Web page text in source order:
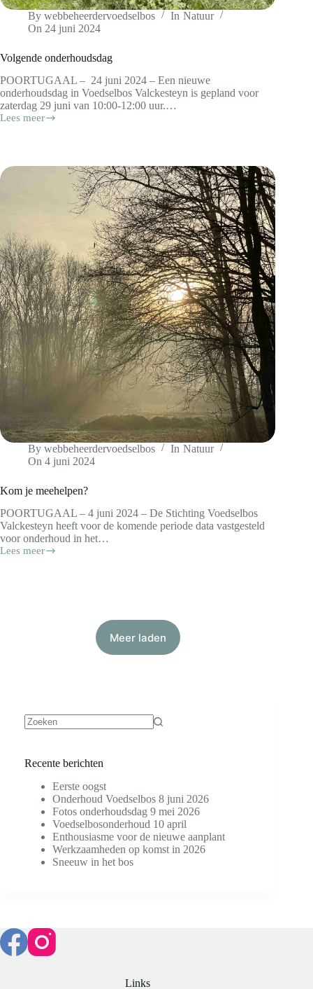
By webbeheerdervoedselbos In Natuur
On 24 juni 2024
Volgende onderhoudsdag
POORTUGAAL – 24 juni 2024 – Een nieuwe
onderhoudsdag in Voedselbos Valckesteyn is gepland voor
zaterdag 29 juni van 10:00-12:00 uur.…
Lees meer
Volgende
By webbeheerdervoedselbos In Natuur
On 4 juni 2024
Kom je meehelpen?
POORTUGAAL – 4 juni 2024 – De Stichting Voedselbos
Valckesteyn heeft voor de komende periode data vastgesteld
voor onderhoud in het…
Lees meer
Kom
Meer laden
Recente berichten
Eerste oogst
Onderhoud Voedselbos 8 juni 2026
Fotos onderhoudsdag 9 mei 2026
Voedselbosonderhoud 10 april
Enthousiasme voor de nieuwe aanplant
Werkzaamheden op komst in 2026
Sneeuw in het bos
Links